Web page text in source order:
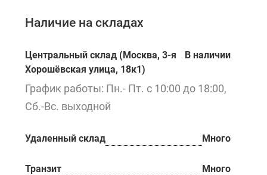
Наличие на складах
Центральный склад (Москва, 3-я
Хорошёвская улица, 18к1)
В наличии
График работы: Пн.- Пт. с 10:00 до 18:00,
Сб.-Вс. выходной
Удаленный склад Много
Транзит Много